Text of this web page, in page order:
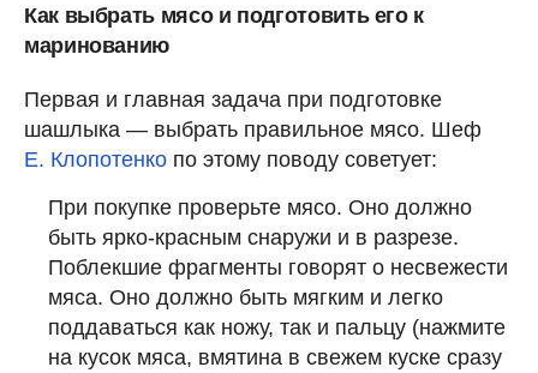
Как выбрать мясо и подготовить его к
маринованию
Первая и главная задача при подготовке
шашлыка — выбрать правильное мясо. Шеф
Е. Клопотенко по этому поводу советует:
При покупке проверьте мясо. Оно должно
быть ярко-красным снаружи и в разрезе.
Поблекшие фрагменты говорят о несвежести
мяса. Оно должно быть мягким и легко
поддаваться как ножу, так и пальцу (нажмите
на кусок мяса, вмятина в свежем куске сразу